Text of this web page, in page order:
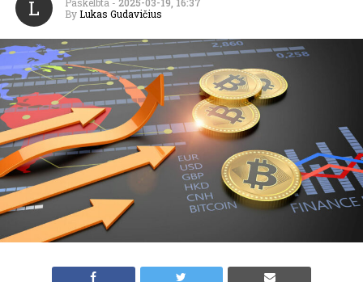
L Paskelbta - 2025-03-19, 16:37
By Lukas Gudavičius